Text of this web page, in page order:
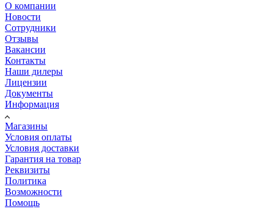
О компании
Новости
Сотрудники
Отзывы
Вакансии
Контакты
Наши дилеры
Лицензии
Документы
Информация
Магазины
Условия оплаты
Условия доставки
Гарантия на товар
Реквизиты
Политика
Возможности
Помощь